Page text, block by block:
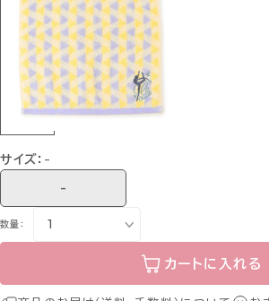
サイズ： -
-
数量：
カートに入れる